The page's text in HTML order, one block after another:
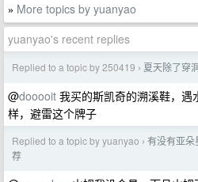
» More topics by yuanyao
yuanyao's recent replies
Replied to a topic by 250419 › 夏天除了穿
@dooooit 我买的斯凯奇的溯溪鞋，
样，避雷这个牌子
Replied to a topic by yuanyao › 有没有亚朵
荐